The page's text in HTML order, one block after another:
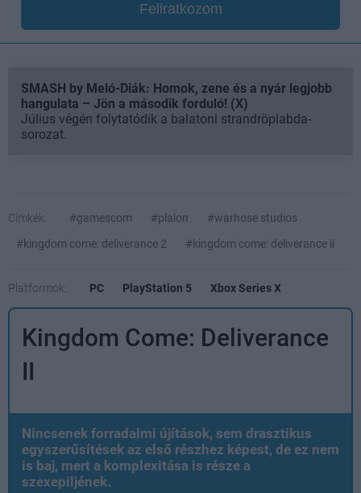
Feliratkozom
SMASH by Meló-Diák: Homok, zene és a nyár legjobb
hangulata – Jön a második forduló! (X)
Július végén folytatódik a balatoni strandröplabda-
sorozat.
Címkék: #gamescom #plaion
#warhose studios
#kingdom come: deliverance 2
#kingdom come: deliverance ii
Platformok: PC PlayStation 5 Xbox Series X
Kingdom Come: Deliverance
II
Nincsenek forradalmi újítások, sem drasztikus
egyszerűsítések az első részhez képest, de ez nem
is baj, mert a komplexitása is része a
szexepiljének.